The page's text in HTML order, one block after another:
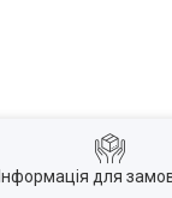
Інформація для